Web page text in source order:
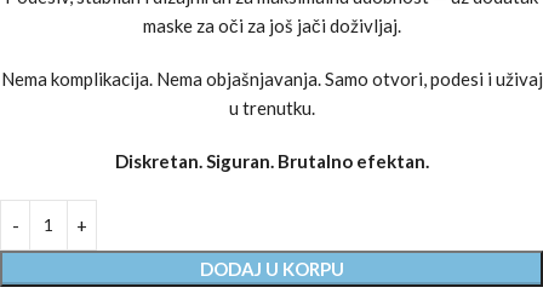
maske za oči za još jači doživljaj.
Nema komplikacija. Nema objašnjavanja. Samo otvori, podesi i uživaj
u trenutku.
Diskretan. Siguran. Brutalno efektan.
DODAJ U KORPU